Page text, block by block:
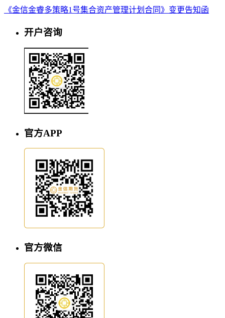
《金信金睿多策略1号集合资产管理计划合同》变更告知函
开户咨询
官方APP
官方微信